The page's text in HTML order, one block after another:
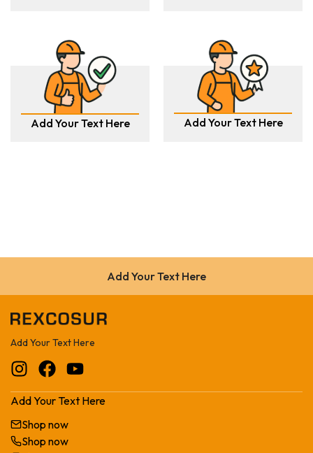
Add Your Text Here Add Your Text Here
Add Your Text Here
Add Your Text Here
Add Your Text Here
Shop now
Shop now